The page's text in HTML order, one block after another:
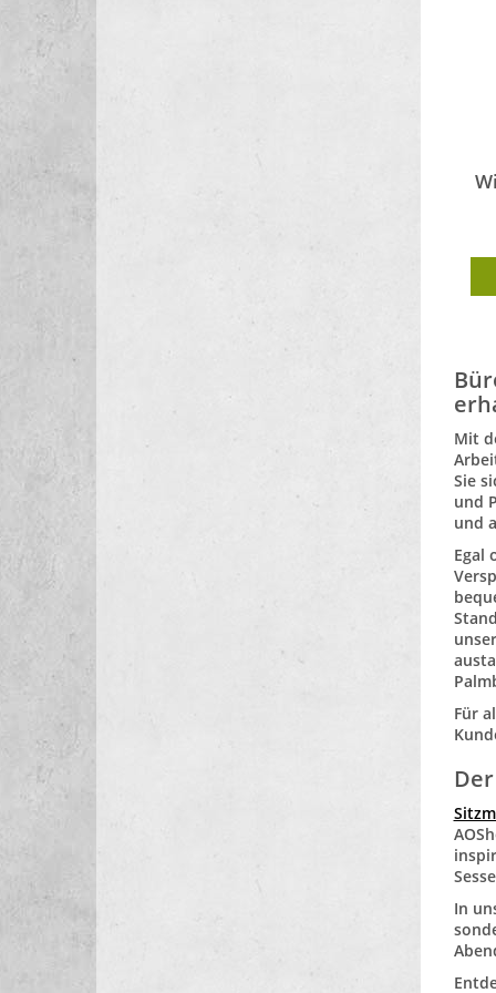
Mit
Sie
und
und
Egal
Für
In